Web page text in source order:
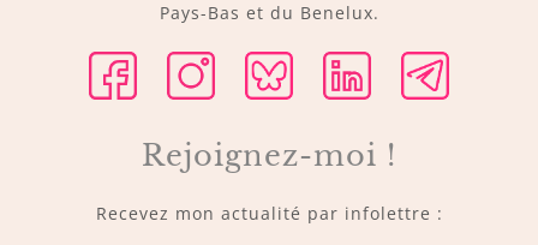
Pays-Bas et du Benelux.
Rejoignez-moi !
Recevez mon actualité par infolettre :